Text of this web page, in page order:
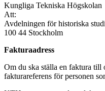
Kungliga Tekniska Högskolan
Att:
Avdelningen för historiska
100 44 Stockholm
Fakturaadress
Om du ska ställa en faktura till
fakturareferens för personen